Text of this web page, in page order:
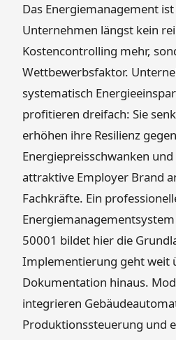
Das Energiemanagement
Unternehmen längst kein
Kostencontrolling mehr,
Wettbewerbsfaktor.
systematisch
profitieren dreifach: Sie
erhöhen ihre Resilienz
Energiepreisschwanken
attraktive Employer Brand
Fachkräfte. Ein
Energiemanagementsystem
50001 bildet hier die
Implementierung geht weit
Dokumentation hinaus.
integrieren
Produktionssteuerung und